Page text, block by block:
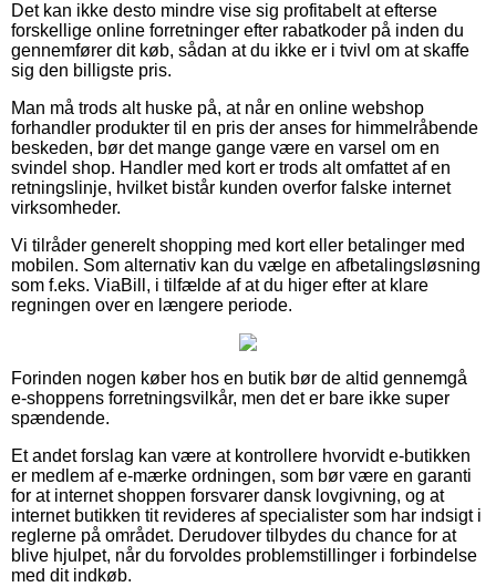
Det kan ikke desto mindre vise sig profitabelt at efterse
forskellige online forretninger efter rabatkoder på inden du
gennemfører dit køb, sådan at du ikke er i tvivl om at skaffe
sig den billigste pris.
Man må trods alt huske på, at når en online webshop
forhandler produkter til en pris der anses for himmelråbende
beskeden, bør det mange gange være en varsel om en
svindel shop. Handler med kort er trods alt omfattet af en
retningslinje, hvilket bistår kunden overfor falske internet
virksomheder.
Vi tilråder generelt shopping med kort eller betalinger med
mobilen. Som alternativ kan du vælge en afbetalingsløsning
som f.eks. ViaBill, i tilfælde af at du higer efter at klare
regningen over en længere periode.
Forinden nogen køber hos en butik bør de altid gennemgå
e-shoppens forretningsvilkår, men det er bare ikke super
spændende.
Et andet forslag kan være at kontrollere hvorvidt e-butikken
er medlem af e-mærke ordningen, som bør være en garanti
for at internet shoppen forsvarer dansk lovgivning, og at
internet butikken tit revideres af specialister som har indsigt i
reglerne på området. Derudover tilbydes du chance for at
blive hjulpet, når du forvoldes problemstillinger i forbindelse
med dit indkøb.